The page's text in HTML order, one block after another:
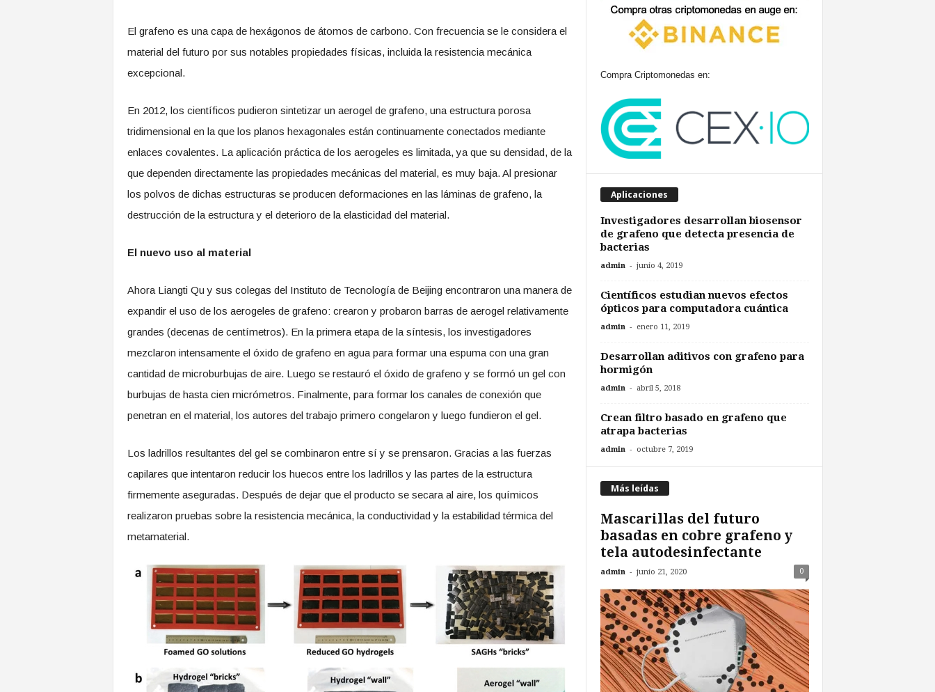
El grafeno es una capa de hexágonos de átomos de carbono. Con frecuencia se le considera el
material del futuro por sus notables propiedades físicas, incluida la resistencia mecánica
excepcional.
En 2012, los científicos pudieron sintetizar un aerogel de grafeno, una estructura porosa
tridimensional en la que los planos hexagonales están continuamente conectados mediante
enlaces covalentes. La aplicación práctica de los aerogeles es limitada, ya que su densidad, de la
que dependen directamente las propiedades mecánicas del material, es muy baja. Al presionar
los polvos de dichas estructuras se producen deformaciones en las láminas de grafeno, la
destrucción de la estructura y el deterioro de la elasticidad del material.
El nuevo uso al material
Ahora Liangti Qu y sus colegas del Instituto de Tecnología de Beijing encontraron una manera de
expandir el uso de los aerogeles de grafeno: crearon y probaron barras de aerogel relativamente
grandes (decenas de centímetros). En la primera etapa de la síntesis, los investigadores
mezclaron intensamente el óxido de grafeno en agua para formar una espuma con una gran
cantidad de microburbujas de aire. Luego se restauró el óxido de grafeno y se formó un gel con
burbujas de hasta cien micrómetros. Finalmente, para formar los canales de conexión que
penetran en el material, los autores del trabajo primero congelaron y luego fundieron el gel.
Los ladrillos resultantes del gel se combinaron entre sí y se prensaron. Gracias a las fuerzas
capilares que intentaron reducir los huecos entre los ladrillos y las partes de la estructura
firmemente aseguradas. Después de dejar que el producto se secara al aire, los químicos
realizaron pruebas sobre la resistencia mecánica, la conductividad y la estabilidad térmica del
metamaterial.
Compra Criptomonedas en:
Aplicaciones
Investigadores desarrollan biosensor
de grafeno que detecta presencia de
bacterias
admin - junio 4, 2019
Científicos estudian nuevos efectos
ópticos para computadora cuántica
admin - enero 11, 2019
Desarrollan aditivos con grafeno para
hormigón
admin - abril 5, 2018
Crean filtro basado en grafeno que
atrapa bacterias
admin - octubre 7, 2019
Más leídas
Mascarillas del futuro
basadas en cobre grafeno y
tela autodesinfectante
admin - junio 21, 2020 0